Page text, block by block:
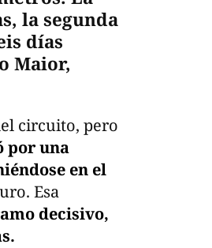
la segunda
días
Maior,
circuito, pero
por una
en el
Esa
decisivo,